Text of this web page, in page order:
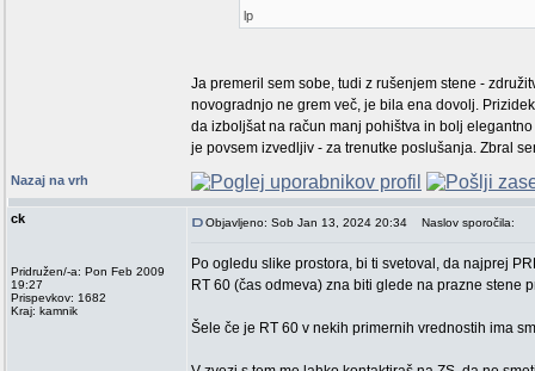
lp
Ja premeril sem sobe, tudi z rušenjem stene -
novogradnjo ne grem več, je bila ena dovolj.
da izboljšat na račun manj pohištva in bolj
je povsem izvedljiv - za trenutke poslušanja. Zbral
Nazaj na vrh
ck
Pridružen/-a: Pon Feb 2009
19:27
Prispevkov: 1682
Kraj: kamnik
Objavljeno: Sob Jan 13, 2024 20:34 Naslov sporočila:
Po ogledu slike prostora, bi ti svetoval, da najprej
RT 60 (čas odmeva) zna biti glede na prazne stene
Šele če je RT 60 v nekih primernih vrednostih ima